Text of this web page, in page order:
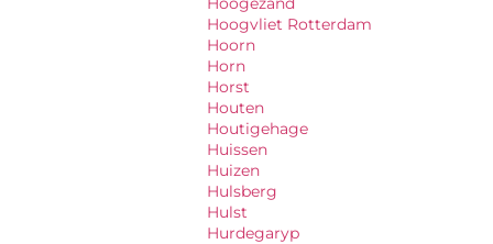
Hoogvliet Rotterdam
Hoorn
Horn
Horst
Houten
Houtigehage
Huissen
Huizen
Hulsberg
Hulst
Hurdegaryp